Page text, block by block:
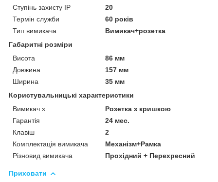
Ступінь захисту IP
20
Термін служби
60 років
Тип вимикача
Вимикач+розетка
Габаритні розміри
Висота
86 мм
Довжина
157 мм
Ширина
35 мм
Користувальницькі характеристики
Вимикач з
Розетка з кришкою
Гарантія
24 мес.
Клавіш
2
Комплектація вимикача
Механізм+Рамка
Різновид вимикача
Прохідний + Перехресний
Приховати